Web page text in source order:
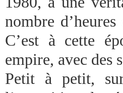
nombre
C’est à cette
empire, avec des
Petit à petit,